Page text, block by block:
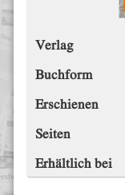
Verlag
Buchform
Erschienen
Seiten
Erhältlich bei